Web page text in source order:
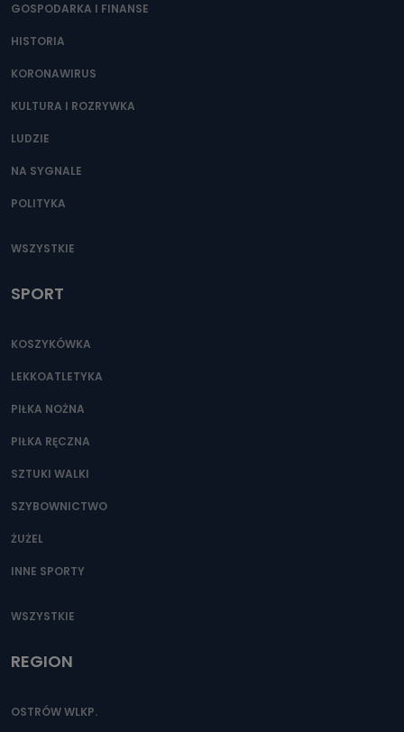
GOSPODARKA I FINANSE
HISTORIA
KORONAWIRUS
KULTURA I ROZRYWKA
LUDZIE
NA SYGNALE
POLITYKA
WSZYSTKIE
SPORT
KOSZYKÓWKA
LEKKOATLETYKA
PIŁKA NOŻNA
PIŁKA RĘCZNA
SZTUKI WALKI
SZYBOWNICTWO
ŻUŻEL
INNE SPORTY
WSZYSTKIE
REGION
OSTRÓW WLKP.